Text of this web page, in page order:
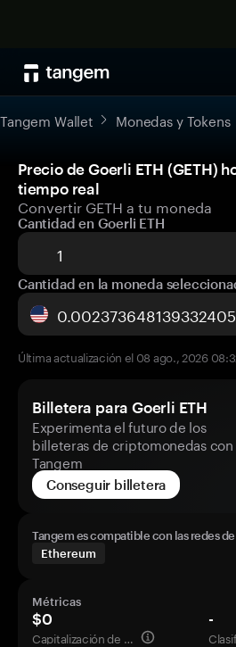
Tangem Wallet Monedas y Tokens
Precio de Goerli ETH (GETH)
tiempo real
Convertir GETH a tu moneda
Cantidad en Goerli ETH
Cantidad en la moneda
Última actualización el 08 ago., 2026
Billetera para Goerli ETH
Experimenta el futuro de los
billeteras de criptomonedas con
Tangem
Conseguir billetera
Tangem es compatible con las redes
Ethereum
Métricas
$0
Capitalización de mercado
-